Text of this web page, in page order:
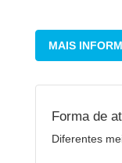
MAIS
Forma de
Diferentes